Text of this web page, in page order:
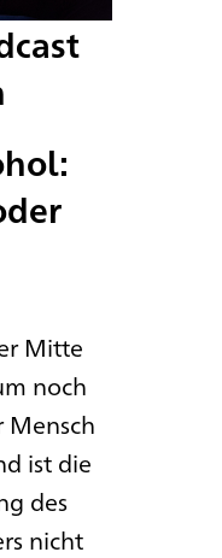
Mitte
noch
Mensch
ist die
des
nicht